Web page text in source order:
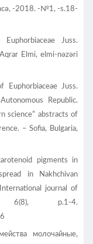
-2018. -№1, -s.18-
Euphorbiaceae Juss.
Elmi, elmi-nəzəri
Euphorbiaceae Juss.
Republic.
science” abstracts of
– Sofia, Bulgaria,
pigments in
in Nakhchivan
journal of
6(8), p.1-4.
молочайные,